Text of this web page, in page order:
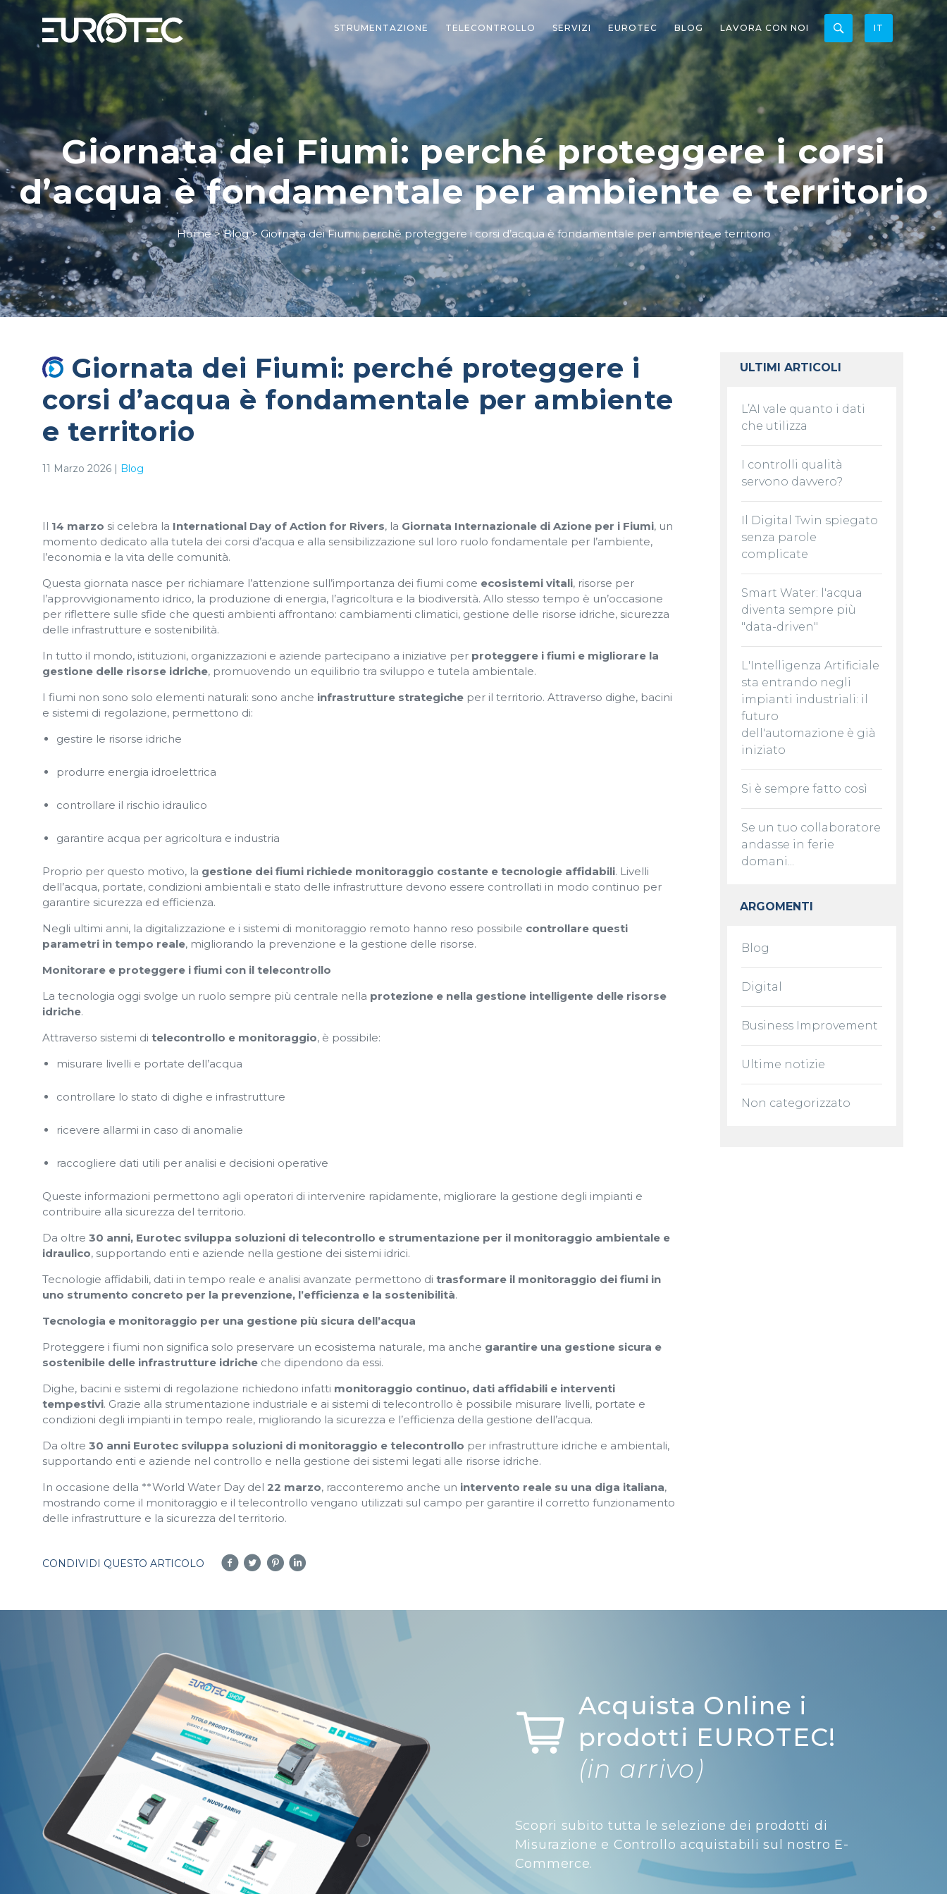
STRUMENTAZIONE TELECONTROLLO SERVIZI EUROTEC BLOG LAVORA CON NOI IT
Giornata dei Fiumi: perché proteggere i corsi
d’acqua è fondamentale per ambiente e territorio
Home>Blog>Giornata dei Fiumi: perché proteggere i corsi d’acqua è fondamentale per ambiente e territorio
Giornata dei Fiumi: perché proteggere i
corsi d’acqua è fondamentale per ambiente
e territorio
11 Marzo 2026 | Blog
Il 14 marzo si celebra la International Day of Action for Rivers, la Giornata Internazionale di Azione per i Fiumi, un
momento dedicato alla tutela dei corsi d’acqua e alla sensibilizzazione sul loro ruolo fondamentale per l’ambiente,
l’economia e la vita delle comunità.
Questa giornata nasce per richiamare l’attenzione sull’importanza dei fiumi come ecosistemi vitali, risorse per
l’approvvigionamento idrico, la produzione di energia, l’agricoltura e la biodiversità. Allo stesso tempo è un’occasione
per riflettere sulle sfide che questi ambienti affrontano: cambiamenti climatici, gestione delle risorse idriche, sicurezza
delle infrastrutture e sostenibilità.
In tutto il mondo, istituzioni, organizzazioni e aziende partecipano a iniziative per proteggere i fiumi e migliorare la
gestione delle risorse idriche, promuovendo un equilibrio tra sviluppo e tutela ambientale.
I fiumi non sono solo elementi naturali: sono anche infrastrutture strategiche per il territorio. Attraverso dighe, bacini
e sistemi di regolazione, permettono di:
gestire le risorse idriche
produrre energia idroelettrica
controllare il rischio idraulico
garantire acqua per agricoltura e industria
Proprio per questo motivo, la gestione dei fiumi richiede monitoraggio costante e tecnologie affidabili. Livelli
dell’acqua, portate, condizioni ambientali e stato delle infrastrutture devono essere controllati in modo continuo per
garantire sicurezza ed efficienza.
Negli ultimi anni, la digitalizzazione e i sistemi di monitoraggio remoto hanno reso possibile controllare questi
parametri in tempo reale, migliorando la prevenzione e la gestione delle risorse.
Monitorare e proteggere i fiumi con il telecontrollo
La tecnologia oggi svolge un ruolo sempre più centrale nella protezione e nella gestione intelligente delle risorse
idriche.
Attraverso sistemi di telecontrollo e monitoraggio, è possibile:
misurare livelli e portate dell’acqua
controllare lo stato di dighe e infrastrutture
ricevere allarmi in caso di anomalie
raccogliere dati utili per analisi e decisioni operative
Queste informazioni permettono agli operatori di intervenire rapidamente, migliorare la gestione degli impianti e
contribuire alla sicurezza del territorio.
Da oltre 30 anni, Eurotec sviluppa soluzioni di telecontrollo e strumentazione per il monitoraggio ambientale e
idraulico, supportando enti e aziende nella gestione dei sistemi idrici.
Tecnologie affidabili, dati in tempo reale e analisi avanzate permettono di trasformare il monitoraggio dei fiumi in
uno strumento concreto per la prevenzione, l’efficienza e la sostenibilità.
Tecnologia e monitoraggio per una gestione più sicura dell’acqua
Proteggere i fiumi non significa solo preservare un ecosistema naturale, ma anche garantire una gestione sicura e
sostenibile delle infrastrutture idriche che dipendono da essi.
Dighe, bacini e sistemi di regolazione richiedono infatti monitoraggio continuo, dati affidabili e interventi
tempestivi. Grazie alla strumentazione industriale e ai sistemi di telecontrollo è possibile misurare livelli, portate e
condizioni degli impianti in tempo reale, migliorando la sicurezza e l’efficienza della gestione dell’acqua.
Da oltre 30 anni Eurotec sviluppa soluzioni di monitoraggio e telecontrollo per infrastrutture idriche e ambientali,
supportando enti e aziende nel controllo e nella gestione dei sistemi legati alle risorse idriche.
In occasione della **World Water Day del 22 marzo, racconteremo anche un intervento reale su una diga italiana,
mostrando come il monitoraggio e il telecontrollo vengano utilizzati sul campo per garantire il corretto funzionamento
delle infrastrutture e la sicurezza del territorio.
CONDIVIDI QUESTO ARTICOLO
ULTIMI ARTICOLI
L’AI vale quanto i dati
che utilizza
I controlli qualità
servono davvero?
Il Digital Twin spiegato
senza parole
complicate
Smart Water: l'acqua
diventa sempre più
"data-driven"
L'Intelligenza Artificiale
sta entrando negli
impianti industriali: il
futuro
dell'automazione è già
iniziato
Si è sempre fatto così
Se un tuo collaboratore
andasse in ferie
domani...
ARGOMENTI
Blog
Digital
Business Improvement
Ultime notizie
Non categorizzato
Acquista Online i
prodotti EUROTEC!
(in arrivo)
Scopri subito tutta le selezione dei prodotti di
Misurazione e Controllo acquistabili sul nostro E-
Commerce.